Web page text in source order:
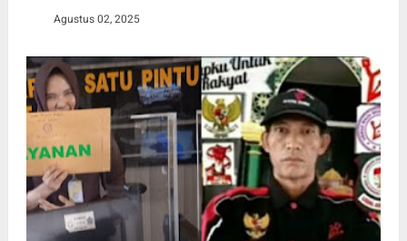
Agustus 02, 2025